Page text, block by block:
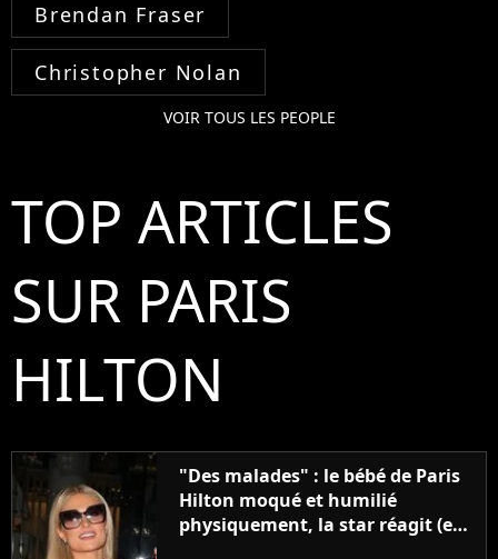
Brendan Fraser
Christopher Nolan
VOIR TOUS LES PEOPLE
TOP ARTICLES
SUR PARIS
HILTON
"Des malades" : le bébé de Paris
Hilton moqué et humilié
physiquement, la star réagit (et